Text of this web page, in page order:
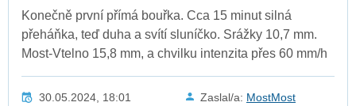
Konečně první přímá bouřka. Cca 15 minut silná
přeháňka, teď duha a svítí sluníčko. Srážky 10,7 mm.
Most-Vtelno 15,8 mm, a chvilku intenzita přes 60 mm/h
30.05.2024, 18:01 Zaslal/a: MostMost